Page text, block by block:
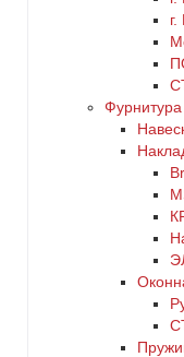
Фурнитура